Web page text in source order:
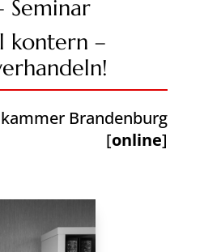
Seminar
kontern –
Brandenburg
[online]